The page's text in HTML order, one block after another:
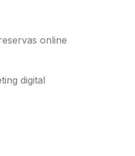
online
digital